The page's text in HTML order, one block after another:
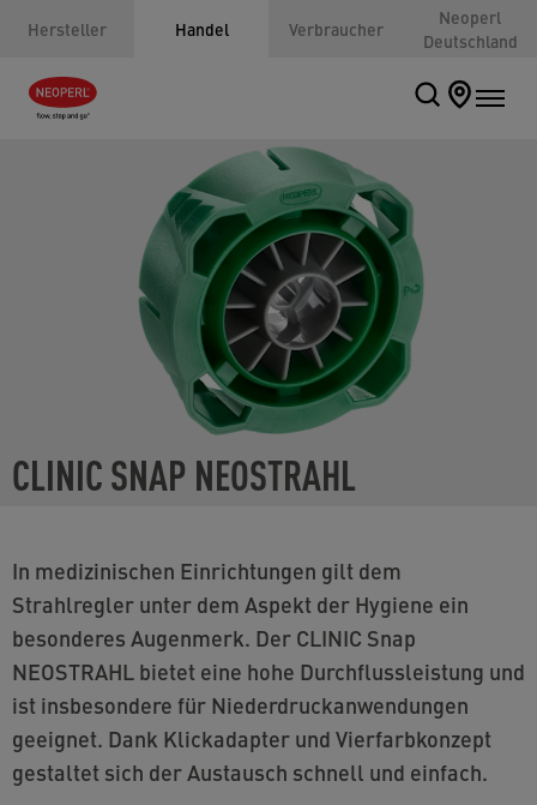
Hersteller Handel Verbraucher
Neoperl
Deutschland
CLINIC SNAP NEOSTRAHL
In medizinischen Einrichtungen gilt dem
Strahlregler unter dem Aspekt der Hygiene ein
besonderes Augenmerk. Der CLINIC Snap
NEOSTRAHL bietet eine hohe Durchflussleistung und
ist insbesondere für Niederdruckanwendungen
geeignet. Dank Klickadapter und Vierfarbkonzept
gestaltet sich der Austausch schnell und einfach.